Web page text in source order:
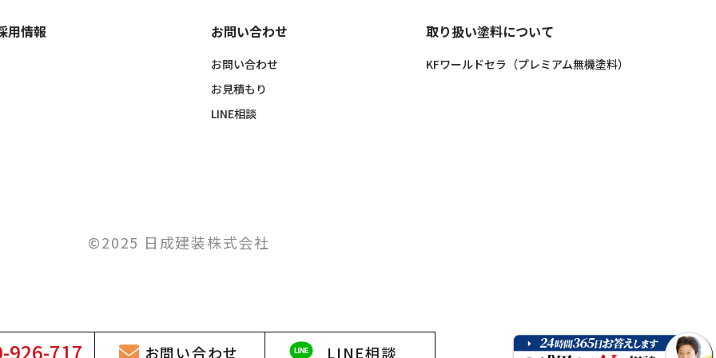
926-717 お問い合わせ LINE相談
用情報 お問い合わせ
お問い合わせ
お見積もり
LINE相談
取り扱い塗料について
KFワールドセラ（プレミアム無機塗料）
©2025 日成建装株式会社